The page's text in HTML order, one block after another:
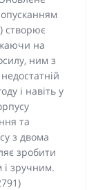
створює
на
ним з
і навіть у
та
з двома
зробити
і зручним.